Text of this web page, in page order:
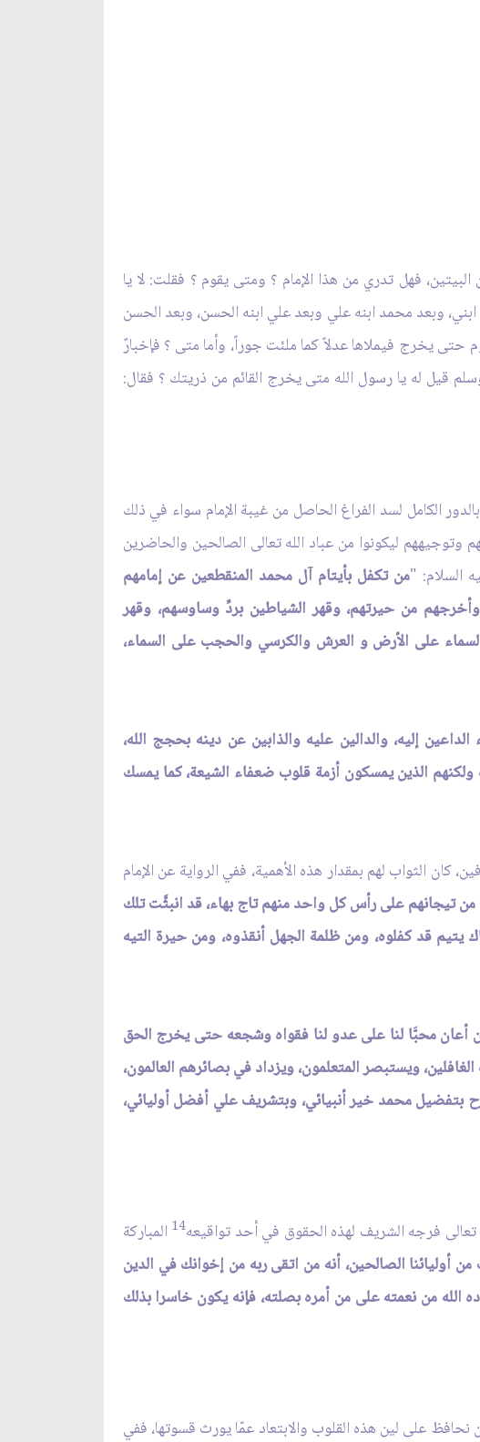
فهل تدري من هذا الإمام ؟ ومتى يقوم ؟ فقلت: لا يا
وبعد محمد ابنه علي وبعد علي ابنه الحسن، وبعد الحسن
حتى يخرج فيملاها عدلاً كما ملئت جوراً، وأما متى ؟ فإخبارٌ
قيل له يا رسول الله متى يخرج القائم من ذريتك ؟ فقال:
الكامل لسد الفراغ الحاصل من غيبة الإمام سواء في ذلك
ليكونوا من عباد الله تعالى الصالحين والحاضرين
السلام: "من تكفل بأيتام آل محمد المنقطعين عن إمامهم
من حيرتهم، وقهر الشياطين بردِّ وساوسهم، وقهر
على الأرض و العرش والكرسي والحجب على السماء،
إليه، والدالين عليه والذابين عن دينه بحجج الله،
الذين يمسكون أزمة قلوب ضعفاء الشيعة، كما يمسك
الثواب لهم بمقدار هذه الأهمية، ففي الرواية عن الإمام
من تيجانهم على رأس كل واحد منهم تاج بهاء، قد انبثَّت تلك
يتيم قد كفلوه، ومن ظلمة الجهل أنقذوه، ومن حيرة التيه
أعان محبَّا لنا على عدو لنا فقواه وشجعه حتى يخرج الحق
ويستبصر المتعلمون، ويزداد في بصائرهم العالمون،
بتفضيل محمد خير أنبيائي، وبتشريف علي أفضل أوليائي،
تعالى فرجه الشريف لهذه الحقوق في أحد تواقيعه14 المباركة
أوليائنا الصالحين، أنه من اتقى ربه من إخوانك في الدين
الله من نعمته على من أمره بصلته، فإنه يكون خاسرا بذلك
على لين هذه القلوب والابتعاد عمّا يورث قسوتها، ففي